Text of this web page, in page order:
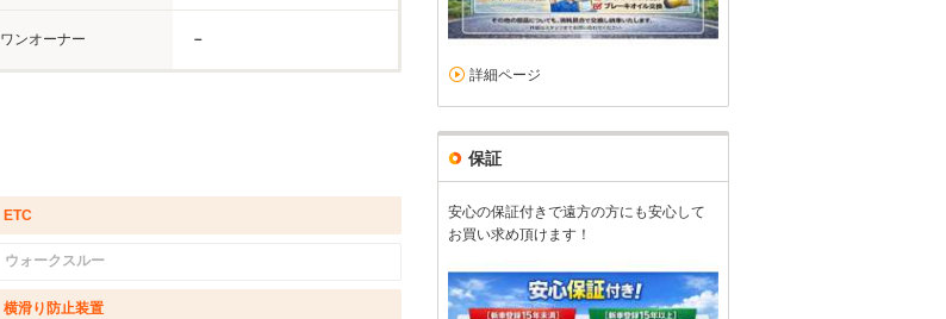
ワンオーナー －
ETC
ウォークスルー
横滑り防止装置
詳細ページ
保証
安心の保証付きで遠方の方にも安心して
お買い求め頂けます！